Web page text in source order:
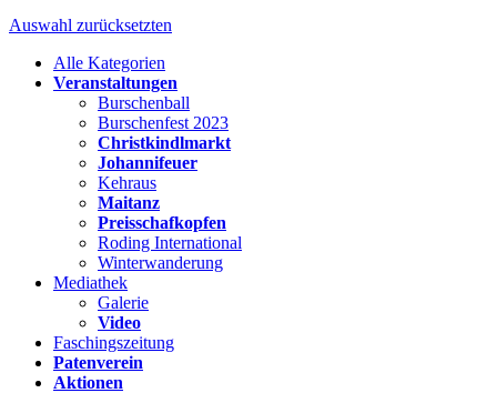
Auswahl zurücksetzten
Alle Kategorien
Veranstaltungen
Burschenball
Burschenfest 2023
Christkindlmarkt
Johannifeuer
Kehraus
Maitanz
Preisschafkopfen
Roding International
Winterwanderung
Mediathek
Galerie
Video
Faschingszeitung
Patenverein
Aktionen